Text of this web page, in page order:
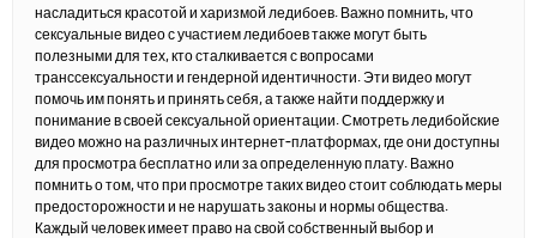
насладиться красотой и харизмой ледибоев. Важно помнить, что
сексуальные видео с участием ледибоев также могут быть
полезными для тех, кто сталкивается с вопросами
транссексуальности и гендерной идентичности. Эти видео могут
помочь им понять и принять себя, а также найти поддержку и
понимание в своей сексуальной ориентации. Смотреть ледибойские
видео можно на различных интернет-платформах, где они доступны
для просмотра бесплатно или за определенную плату. Важно
помнить о том, что при просмотре таких видео стоит соблюдать меры
предосторожности и не нарушать законы и нормы общества.
Каждый человек имеет право на свой собственный выбор и